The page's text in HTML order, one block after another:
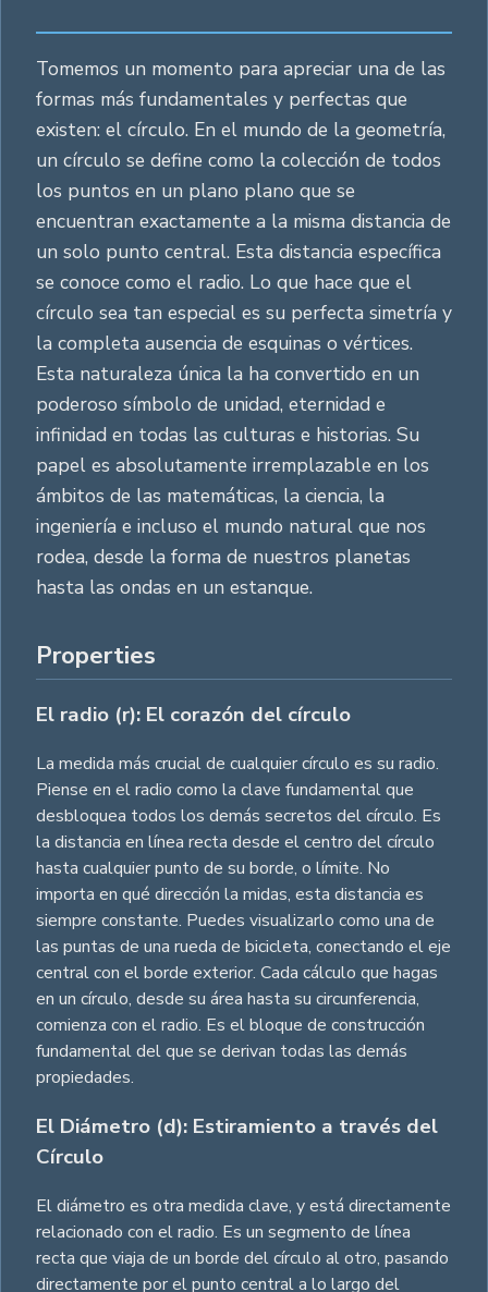
Tomemos un momento para apreciar una de las
formas más fundamentales y perfectas que
existen: el círculo. En el mundo de la geometría,
un círculo se define como la colección de todos
los puntos en un plano plano que se
encuentran exactamente a la misma distancia de
un solo punto central. Esta distancia específica
se conoce como el radio. Lo que hace que el
círculo sea tan especial es su perfecta simetría y
la completa ausencia de esquinas o vértices.
Esta naturaleza única la ha convertido en un
poderoso símbolo de unidad, eternidad e
infinidad en todas las culturas e historias. Su
papel es absolutamente irremplazable en los
ámbitos de las matemáticas, la ciencia, la
ingeniería e incluso el mundo natural que nos
rodea, desde la forma de nuestros planetas
hasta las ondas en un estanque.
Properties
El radio (r): El corazón del círculo
La medida más crucial de cualquier círculo es su radio.
Piense en el radio como la clave fundamental que
desbloquea todos los demás secretos del círculo. Es
la distancia en línea recta desde el centro del círculo
hasta cualquier punto de su borde, o límite. No
importa en qué dirección la midas, esta distancia es
siempre constante. Puedes visualizarlo como una de
las puntas de una rueda de bicicleta, conectando el eje
central con el borde exterior. Cada cálculo que hagas
en un círculo, desde su área hasta su circunferencia,
comienza con el radio. Es el bloque de construcción
fundamental del que se derivan todas las demás
propiedades.
El Diámetro (d): Estiramiento a través del
Círculo
El diámetro es otra medida clave, y está directamente
relacionado con el radio. Es un segmento de línea
recta que viaja de un borde del círculo al otro, pasando
directamente por el punto central a lo largo del